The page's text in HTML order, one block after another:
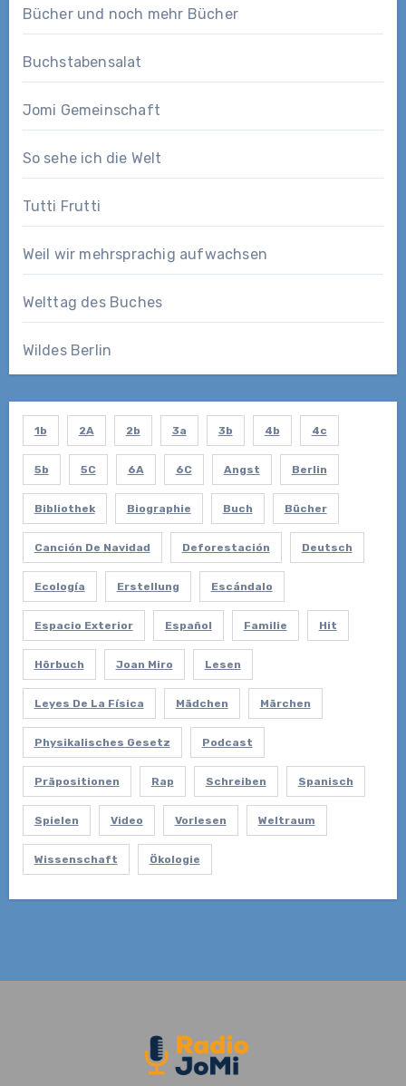
Bücher und noch mehr Bücher
Buchstabensalat
Jomi Gemeinschaft
So sehe ich die Welt
Tutti Frutti
Weil wir mehrsprachig aufwachsen
Welttag des Buches
Wildes Berlin
1b 2A 2b 3a 3b 4b 4c
5b 5C 6A 6C Angst Berlin
Bibliothek Biographie Buch Bücher
Canción De Navidad Deforestación Deutsch
Ecología Erstellung Escándalo
Espacio Exterior Español Familie Hit
Hörbuch Joan Miro Lesen
Leyes De La Física Mädchen Märchen
Physikalisches Gesetz Podcast
Präpositionen Rap Schreiben Spanisch
Spielen Video Vorlesen Weltraum
Wissenschaft Ökologie